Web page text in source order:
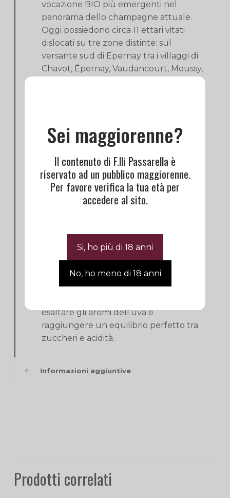
vocazione BIO più emergenti nel
panorama dello champagne attuale.
Oggi possiedono circa 11 ettari vitati
dislocati su tre zone distinte: sul
versante sud di Epernay tra i villaggi di
Chavot, Épernay, Vaudancourt, Moussy,
Chardonnay 1er Cru ed infine nella
Vallèe de la Marne a Le Breuil e
Boursault, vitati interamente a Pinot
Meunier. Gli Champagne Laherte-
Frères richiedono sforzi e molta
pazienza, ma sono sempre alla ricerca
conversione all’agricoltura biodinamica
ha permesso di esaltare la naturalità
del terroir e di ottenere uve di altissima
qualità. In cantina, si prediligono
fermentazioni spontanee, l’utilizzo di
esaltare gli aromi dell’uva e
raggiungere un equilibrio perfetto tra
zuccheri e acidità.
Informazioni aggiuntive
Prodotti correlati
Sei maggiorenne?
Il contenuto di F.lli Passarella è
riservato ad un pubblico maggiorenne.
Per favore verifica la tua età per
accedere al sito.